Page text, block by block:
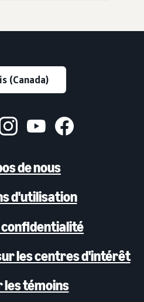
de nous
d'utilisation
confidentialité
les centres d'intérêt
les témoins